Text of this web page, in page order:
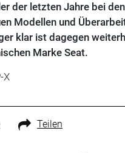
der letzten Jahre bei
Modellen und
klar ist dagegen
Marke Seat.
X
Teilen